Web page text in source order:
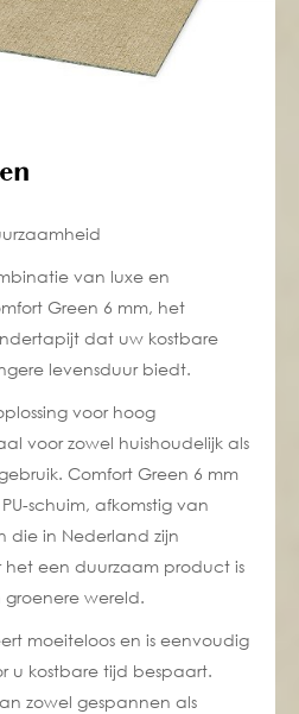
van luxe en
Green 6 mm, het
dat uw kostbare
levensduur biedt.
voor hoog
voor zowel huishoudelijk als
Comfort Green 6 mm
schuim, afkomstig van
die in Nederland zijn
een duurzaam product is
wereld.
moeiteloos en is eenvoudig
u kostbare tijd bespaart.
zowel gespannen als